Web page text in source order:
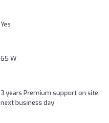
Yes
65 W
3 years Premium support on site,
next business day